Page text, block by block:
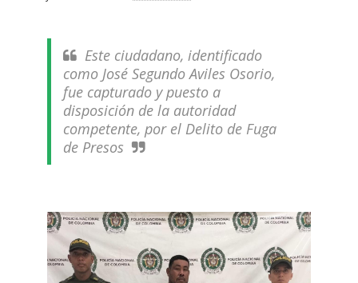
Este ciudadano, identificado
como José Segundo Aviles Osorio,
fue capturado y puesto a
disposición de la autoridad
competente, por el Delito de Fuga
de Presos